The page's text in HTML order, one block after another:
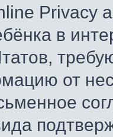
Privacy
в
от